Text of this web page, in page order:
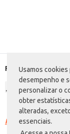
Usamos cookies
desempenho e
personalizar o
obter
alteradas,
essenciais.
Formas de
Racismo é crime.